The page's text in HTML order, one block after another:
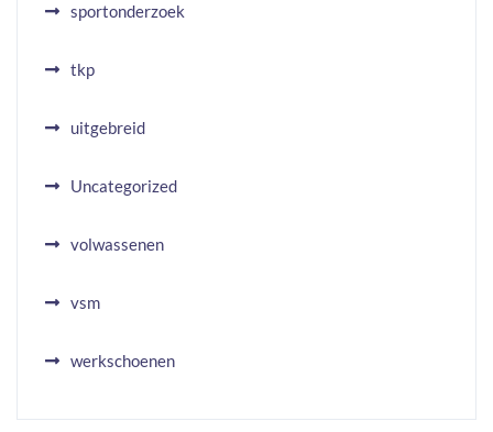
sportonderzoek
tkp
uitgebreid
Uncategorized
volwassenen
vsm
werkschoenen